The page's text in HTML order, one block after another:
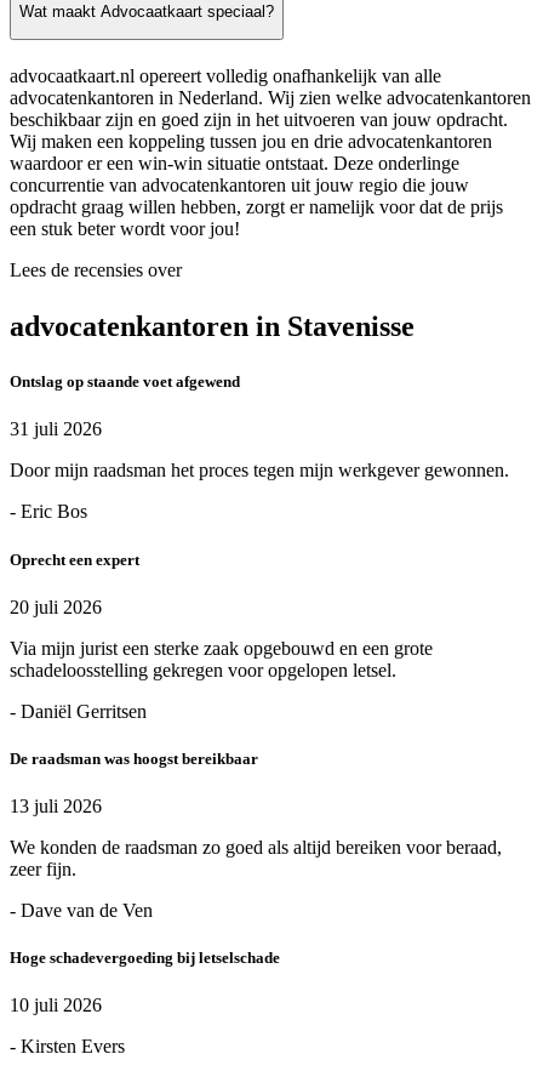
Wat maakt Advocaatkaart speciaal?
advocaatkaart.nl opereert volledig onafhankelijk van alle
advocatenkantoren in Nederland. Wij zien welke advocatenkantoren
beschikbaar zijn en goed zijn in het uitvoeren van jouw opdracht.
Wij maken een koppeling tussen jou en drie advocatenkantoren
waardoor er een win-win situatie ontstaat. Deze onderlinge
concurrentie van advocatenkantoren uit jouw regio die jouw
opdracht graag willen hebben, zorgt er namelijk voor dat de prijs
een stuk beter wordt voor jou!
Lees de recensies over
advocatenkantoren in Stavenisse
Ontslag op staande voet afgewend
31 juli 2026
Door mijn raadsman het proces tegen mijn werkgever gewonnen.
- Eric Bos
Oprecht een expert
20 juli 2026
Via mijn jurist een sterke zaak opgebouwd en een grote
schadeloosstelling gekregen voor opgelopen letsel.
- Daniël Gerritsen
De raadsman was hoogst bereikbaar
13 juli 2026
We konden de raadsman zo goed als altijd bereiken voor beraad,
zeer fijn.
- Dave van de Ven
Hoge schadevergoeding bij letselschade
10 juli 2026
- Kirsten Evers